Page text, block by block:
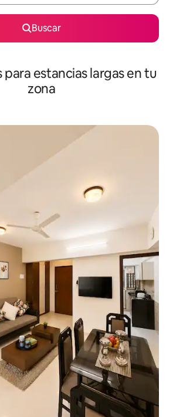
Buscar
estancias largas en tu
zona